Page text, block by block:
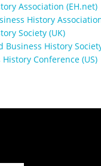
Association (EH.net)
History
Society (UK)
Business History
Conference (US)